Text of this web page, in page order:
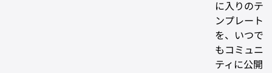
に入りのテ
ンプレート
を、いつで
もコミュニ
ティに公開